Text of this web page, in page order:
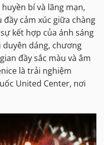
bí và lãng mạn,
cảm xúc giữa chàng
kết hợp của ánh sáng
duyên dáng, chương
đầy sắc màu và âm
là trải nghiệm
United Center, nơi